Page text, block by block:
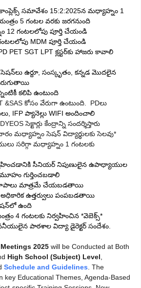
కాంప్లెక్స్ సమావేశం 15:2:2025న మధ్యాహ్నం 1
5 గంటల వరకు జరగనుంది
12 గంటలలోపు పూర్తి చేయండి
MDM పూర్తి చేయండి
PET SGT LPT క్లస్టర్‌కు హాజరు కావాలి
ఉర్దూ, సంస్కృతం, కన్నడ మొదలైన
కలిపి ఉంటుంది
&SAS కోసం వేరుగా ఉంటుంది. PDలు
IFP ప్యానెల్లు WIFI అందించాలి
సెక్టార్లు కేంద్రాన్ని సందర్శిస్తారు
మధ్యాహ్నం సెషన్ విద్యార్థులకు సెలవు*
సరిగ్గా మధ్యాహ్నం 1 గంటలకు
సీనియర్ నిపుణులైన ఉపాధ్యాయుల
గుర్తించబడాలి
మాత్రమే చేయబడతాయి
ఉత్తర్వులు పంపబడతాయి
ఉంది
4 గంటలకు నిర్వహించిన *వెబెక్స్*
పాఠశాల విద్యా డైరెక్టర్ సందేశం.
2025 will be Conducted at Both
High School (Subject) Level,
Schedule and Guidelines. The
key Educational Themes, Agenda-Based